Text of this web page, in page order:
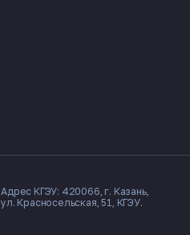
Адрес КГЭУ: 420066, г. Казань,
ул. Красносельская, 51, КГЭУ.